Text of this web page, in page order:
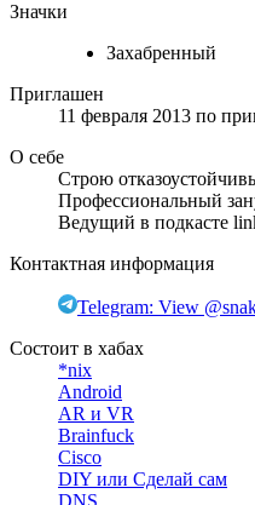
Значки
Захабренный
Приглашен
11 февраля 2013 по
О себе
Строю
Профессиональный
Ведущий в подкасте
Контактная информация
Telegram: View
Состоит в хабах
*nix
Android
AR и VR
Brainfuck
Cisco
DIY или Сделай сам
DNS